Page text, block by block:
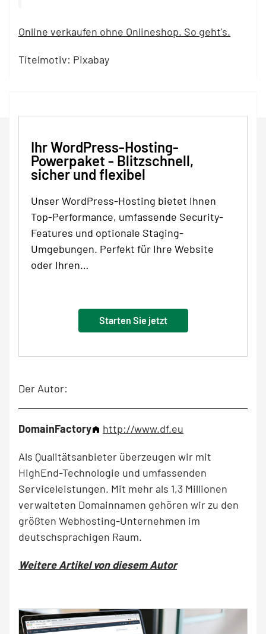
Online verkaufen ohne Onlineshop. So geht's.
Titelmotiv: Pixabay
Ihr WordPress-Hosting-
Powerpaket - Blitzschnell,
sicher und flexibel
Unser WordPress-Hosting bietet Ihnen
Top-Performance, umfassende Security-
Features und optionale Staging-
Umgebungen. Perfekt für Ihre Website
oder Ihren…
Starten Sie jetzt
Der Autor:
DomainFactory http://www.df.eu
Als Qualitätsanbieter überzeugen wir mit
HighEnd-Technologie und umfassenden
Serviceleistungen. Mit mehr als 1,3 Millionen
verwalteten Domainnamen gehören wir zu den
größten Webhosting-Unternehmen im
deutschsprachigen Raum.
Weitere Artikel von diesem Autor